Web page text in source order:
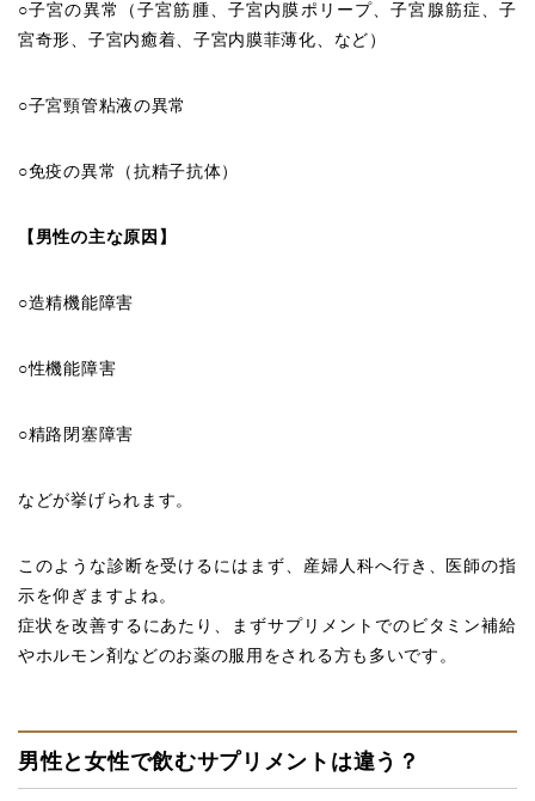
○子宮の異常（子宮筋腫、子宮内膜ポリープ、子宮腺筋症、子
宮奇形、子宮内癒着、子宮内膜菲薄化、など）
○子宮頸管粘液の異常
○免疫の異常（抗精子抗体）
【男性の主な原因】
○造精機能障害
○性機能障害
○精路閉塞障害
などが挙げられます。
このような診断を受けるにはまず、産婦人科へ行き、医師の指
示を仰ぎますよね。
症状を改善するにあたり、まずサプリメントでのビタミン補給
やホルモン剤などのお薬の服用をされる方も多いです。
男性と女性で飲むサプリメントは違う？